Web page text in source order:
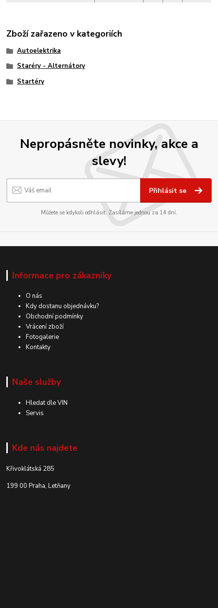
Zboží zařazeno v kategoriích
Autoelektrika
Staréry - Alternátory
Startéry
Nepropásněte novinky, akce a
slevy!
Přihlásit se
Můžete se kdykoli odhlásit. Zasíláme jednou za 14 dní.
Informace pro zákazníky
O nás
Kdy dostanu objednávku?
Obchodní podmínky
Vrácení zboží
Fotogalerie
Kontakty
Naše služby
Hledat dle VIN
Servis
Kde nás najdete
Křivoklátská 285
199 00 Praha, Letňany